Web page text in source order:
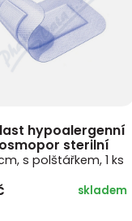
hypoalergenní
sterilní
s polštářkem, 1 ks
skladem